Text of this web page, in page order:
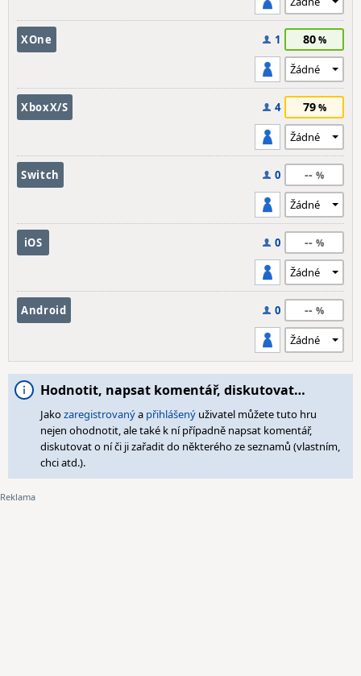
XOne 1 80
XboxX/S 4 79
Switch 0 --
iOS 0 --
Android 0 --
Hodnotit, napsat komentář, diskutovat…
Jakozaregistrovanýa přihlášený uživatel můžete tuto hru
nejen ohodnotit, ale také k ní případně napsat komentář,
diskutovat o ní či ji zařadit do některého ze seznamů (vlastním,
chci atd.).